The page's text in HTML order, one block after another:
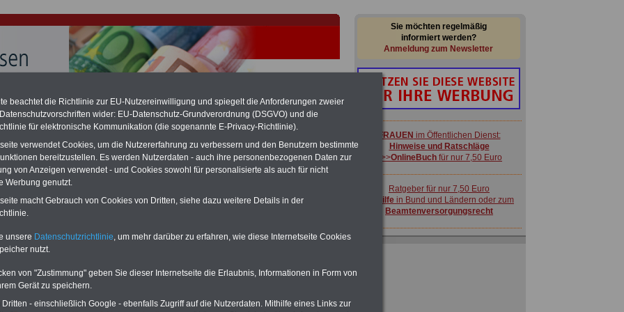
für Beamte & Ruhestandsbeamte (zu geringe Alimentation)
hat die Landesbesoldung von Berlin für die Jahre 2008 bis
die zun hohen Nachzahlungen führen wird). Auch beim Bund
wird es hohe Nachzahlungen geben (Medienberichten
alle (!) Beamtezwischen mind.3.000 und 13.000 Euro,rechnen. Der INFO-
hierzu eine Broschüre heraus, die unmittelbar nach dem Beschluss des
der Broschüre.
zur Magistratsvorlage vom 6.8.2021 zum 1. Darmstädter
mit drei Ratgebern für nur
versorgungsrecht
DienstZum Komplettpreis von 15 Euro im Jahr
Sie möchten regelmäßig
informiert werden?
Anmeldung zum Newsletter
FRAUEN im Öffentlichen Dienst:
Hinweise und Ratschläge
>>>OnlineBuch für nur 7,50 Euro
Ratgeber für nur 7,50 Euro
Beihilfe in Bund und Ländern oder zum
Beamtenversorgungsrecht
beachtet die Richtlinie zur EU-Nutzereinwilligung und spiegelt die Anforderungen zweier
wider: EU-Datenschutz-Grundverordnung (DSGVO) und die
für elektronische Kommunikation (die sogenannte E-Privacy-Richtlinie).
verwendet Cookies, um die Nutzererfahrung zu verbessern und den Benutzern bestimmte
bereitzustellen. Es werden Nutzerdaten - auch ihre personenbezogenen Daten zur
von Anzeigen verwendet - und Cookies sowohl für personalisierte als auch für nicht
Werbung genutzt.
macht Gebrauch von Cookies von Dritten, siehe dazu weitere Details in der
unsere Datenschutzrichtlinie, um mehr darüber zu erfahren, wie diese Internetseite Cookies
nutzt.
von "Zustimmung" geben Sie dieser Internetseite die Erlaubnis, Informationen in Form von
Gerät zu speichern.
- einschließlich Google - ebenfalls Zugriff auf die Nutzerdaten. Mithilfe eines Links zur